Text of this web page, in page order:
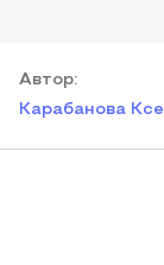
Автор:
Карабанова